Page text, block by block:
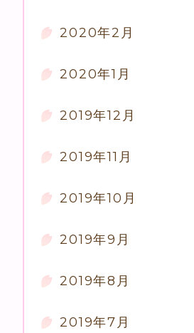
2020年2月
2020年1月
2019年12月
2019年11月
2019年10月
2019年9月
2019年8月
2019年7月